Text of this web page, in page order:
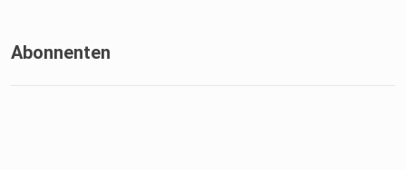
Abonnenten